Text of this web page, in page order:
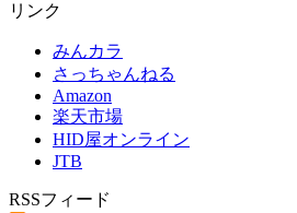
リンク
みんカラ
さっちゃんねる
Amazon
楽天市場
HID屋オンライン
JTB
RSSフィード